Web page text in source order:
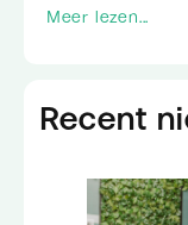
Meer lezen...
Recent